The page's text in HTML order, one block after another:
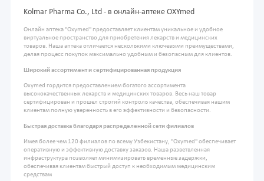
Kolmar Pharma Co., Ltd - в онлайн-аптеке OXYmed
Онлайн аптека "Oxymed" предоставляет клиентам уникальное и удобное
виртуальное пространство для приобретения лекарств и медицинских
товаров. Наша аптека отличается несколькими ключевыми преимуществами,
делая процесс покупок максимально удобным и безопасным для клиентов.
Широкий ассортимент и сертифицированная продукция
Oxymed гордится предоставлением богатого ассортимента
высококачественных лекарств и медицинских товаров. Весь наш товар
сертифицирован и прошел строгий контроль качества, обеспечивая нашим
клиентам полную уверенность в его эффективности и безопасности.
Быстрая доставка благодаря распределенной сети филиалов
Имея более чем 120 филиалов по всему Узбекистану, "Oxymed" обеспечивает
оперативную и эффективную доставку заказов. Наша разветвленная
инфраструктура позволяет минимизировать временные задержки,
обеспечивая клиентам быстрый доступ к необходимым медицинским
средствам